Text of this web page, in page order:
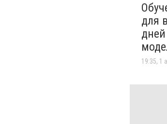
для
19:35, 1